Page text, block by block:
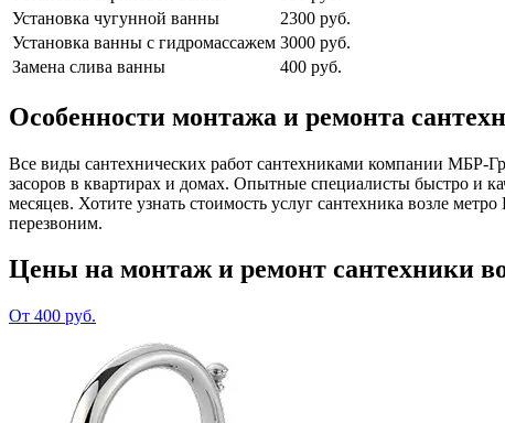
Установка чугунной ванны
2300 руб.
Установка ванны с гидромассажем 3000 руб.
Замена слива ванны
400 руб.
Особенности монтажа и ремонта
Все виды сантехнических работ сантехниками компании МБР-
засоров в квартирах и домах. Опытные специалисты быстро и
месяцев. Хотите узнать стоимость услуг сантехника возле
перезвоним.
Цены на монтаж и ремонт сантехники
От 400 руб.